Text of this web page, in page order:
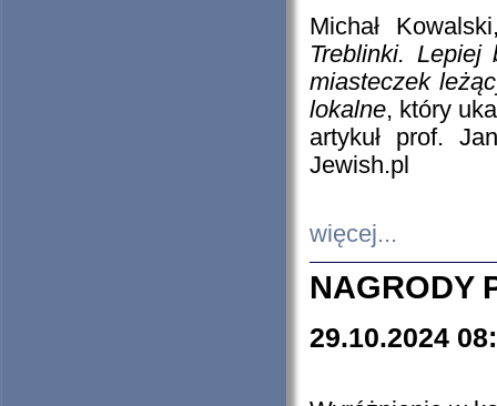
Michał
Treblinki. Lepiej
miasteczek
lokalne, który
artykuł prof.
Jewish.pl
więcej...
NAGRODY
29.10.2024